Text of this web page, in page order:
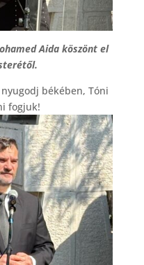
Aida köszönt el
békében, Tóni
fogjuk!